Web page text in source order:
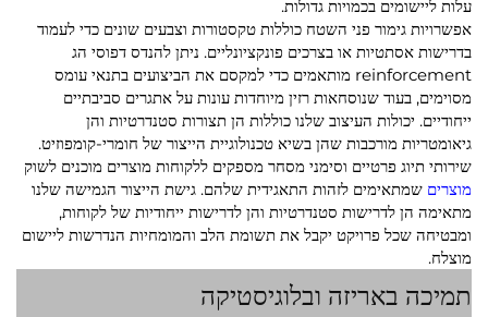
עלות ליישומים בכמויות גדולות.
אפשרויות גימור פני השטח כוללות טקסטורות וצבעים שונים כדי לעמוד
בדרישות אסתטיות או בצרכים פונקציונליים. ניתן להנדס דפוסי הג
reinforcement מותאמים כדי למקסם את הביצועים בתנאי עומס
מסוימים, בעוד שנוסחאות רזין מיוחדות עונות על אתגרים סביבתיים
ייחודיים. יכולות העיצוב שלנו כוללות הן תצורות סטנדרטיות והן
גיאומטריות מורכבות שהן בשיא טכנולוגיית הייצור של חומרי-קומפוזיט.
שירותי תיוג פרטיים וסימני מסחר מספקים ללקוחות מוצרים מוכנים לשוק
מוצרים שמתאימים לזהות התאגידית שלהם. גישת הייצור הגמישה שלנו
מתאימה הן לדרישות סטנדרטיות והן לדרישות ייחודיות של לקוחות,
ומבטיחה שכל פרויקט יקבל את תשומת הלב והמומחיות הנדרשות ליישום
מוצלח.
תמיכה באריזה ובלוגיסטיקה